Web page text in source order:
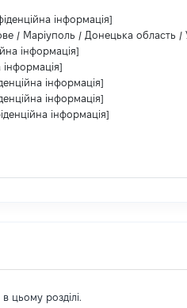
інформація]
/ Маріуполь / Донецька область /
інформація]
інформація]
інформація]
інформація]
інформація]
цьому розділі.